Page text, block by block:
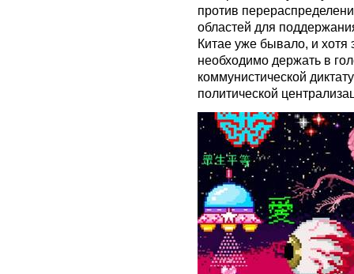
против
областей для
Китае уже бывало, и хотя
необходимо держать в
коммунистической
политической